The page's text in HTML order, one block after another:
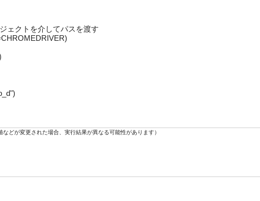
ェクトを介してパスを渡す
どが変更された場合、実行結果が異なる可能性があります）